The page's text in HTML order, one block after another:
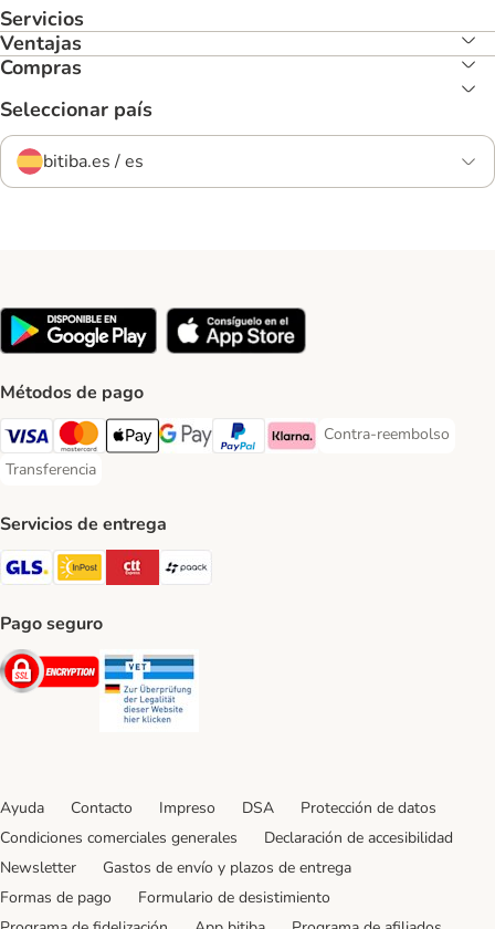
Servicios
Ventajas
Compras
Seleccionar país
bitiba.es / es
Métodos de pago
Visa Payment Method
Mastercard Payment Method
Apple Pay Payment Method
Google Pay Payment Method
PayPal Payment Method
Klarna Payment Method
Contra-reembolso
Contra-reembolso
Transferencia
Transferencia Payment Method
Servicios de entrega
GLS Shipping Method
InPost Shipping Method
CTTExpress Shipping Method
paack Shipping Method
Pago seguro
Security
Ayuda Contacto Impreso DSA
Protección de datos
Condiciones comerciales generales
Declaración de accesibilidad
Newsletter
Gastos de envío y plazos de entrega
Formas de pago
Formulario de desistimiento